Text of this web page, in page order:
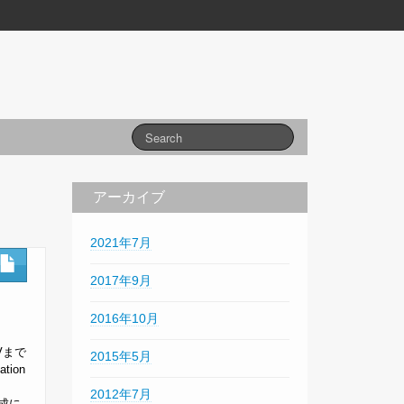
まで
アーカイブ
2021年7月
2017年9月
2016年10月
2015年5月
2012年7月